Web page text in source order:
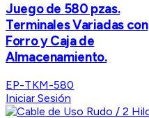
Juego de 580 pzas.
Terminales Variadas con
Forro y Caja de
Almacenamiento.
EP-TKM-580
Iniciar Sesión